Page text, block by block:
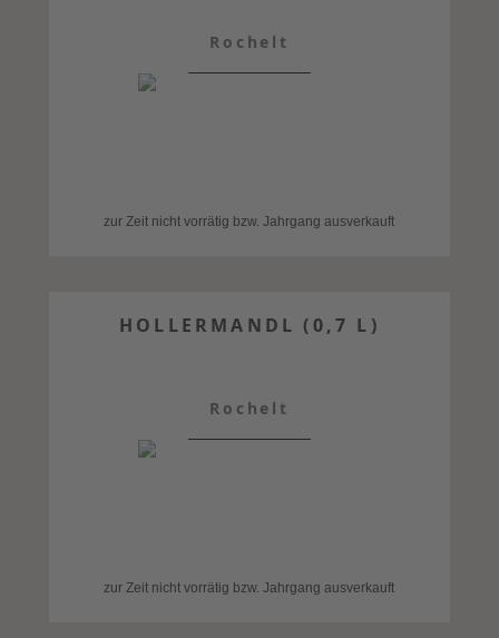
Rochelt
zur Zeit nicht vorrätig bzw. Jahrgang ausverkauft
HOLLERMANDL (0,7 L)
Rochelt
zur Zeit nicht vorrätig bzw. Jahrgang ausverkauft